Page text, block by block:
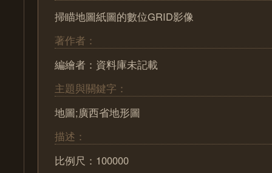
掃瞄地圖紙圖的數位GRID影像
著作者：
編繪者：資料庫未記載
主題與關鍵字：
地圖;廣西省地形圖
描述：
比例尺：100000